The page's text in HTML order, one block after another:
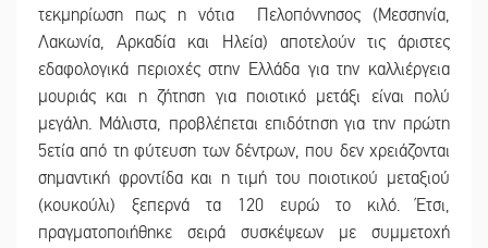
τεκμηρίωση πως η νότια Πελοπόννησος (Μεσσηνία,
Λακωνία, Αρκαδία και Ηλεία) αποτελούν τις άριστες
εδαφολογικά περιοχές στην Ελλάδα για την καλλιέργεια
μουριάς και η ζήτηση για ποιοτικό μετάξι είναι πολύ
μεγάλη. Μάλιστα, προβλέπεται επιδότηση για την πρώτη
5ετία από τη φύτευση των δέντρων, που δεν χρειάζονται
σημαντική φροντίδα και η τιμή του ποιοτικού μεταξιού
(κουκούλι) ξεπερνά τα 120 ευρώ το κιλό. Έτσι,
πραγματοποιήθηκε σειρά συσκέψεων με συμμετοχή